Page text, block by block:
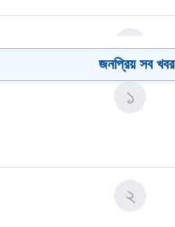
৫
জনপ্রিয় সব খবর
১
২